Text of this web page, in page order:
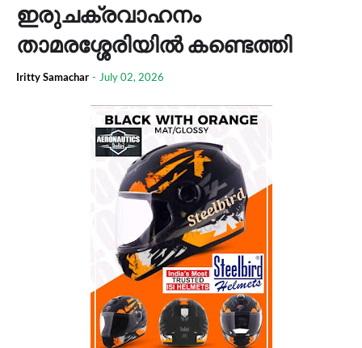
ഇരുചക്രവാഹനം
താമരശ്ശേരിയില്‍ കണ്ടെത്തി
Iritty Samachar - July 02, 2026